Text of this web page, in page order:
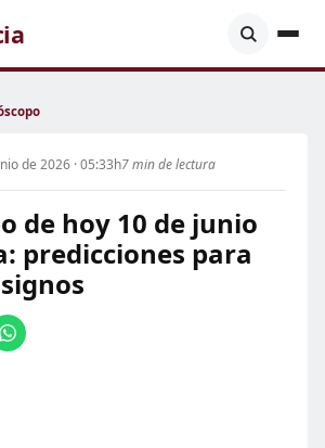
de 2026 · 05:33h7 min de lectura
de hoy 10 de junio
predicciones para